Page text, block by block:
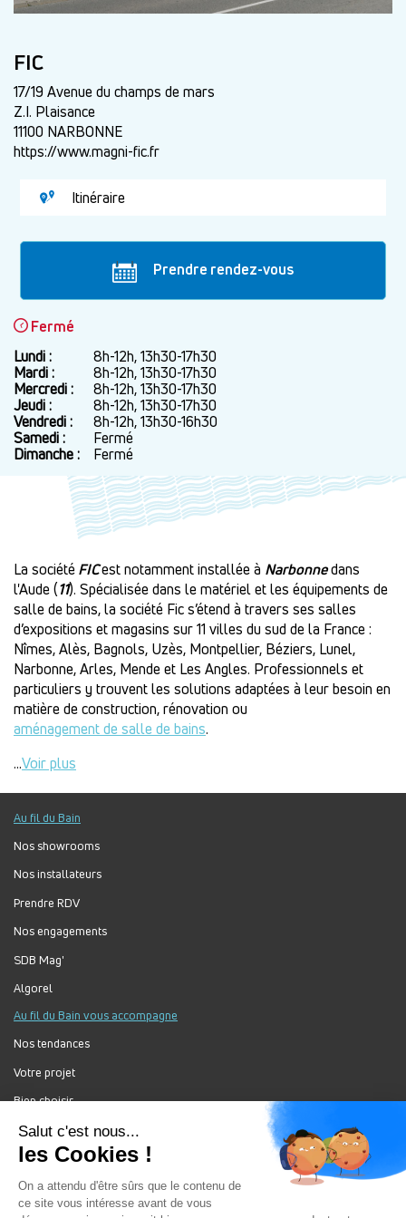
FIC
17/19 Avenue du champs de mars
Z.I. Plaisance
11100 NARBONNE
https://www.magni-fic.fr
Itinéraire
Prendre rendez-vous
Fermé
Jour
Plage
horaire
Lundi :
8h-12h, 13h30-17h30
Mardi :
8h-12h, 13h30-17h30
Mercredi :
8h-12h, 13h30-17h30
Jeudi :
8h-12h, 13h30-17h30
Vendredi :
8h-12h, 13h30-16h30
Samedi :
Fermé
Dimanche :
Fermé
La sociétéFICest notamment installée à Narbonnedans
l'Aude (11). Spécialisée dans le matériel et les équipements de
salle de bains, la société Fic s’étend à travers ses salles
d’expositions et magasins sur 11 villes du sud de la France :
Nîmes, Alès, Bagnols, Uzès, Montpellier, Béziers, Lunel,
Narbonne, Arles, Mende et Les Angles. Professionnels et
particuliers y trouvent les solutions adaptées à leur besoin en
matière de construction, rénovation ou
aménagement de salle de bains.
...Voir plus
Au fil du Bain
Nos showrooms
Nos installateurs
Prendre RDV
Nos engagements
SDB Mag'
Algorel
Au fil du Bain vous accompagne
Nos tendances
Votre projet
Bien choisir
Forum Au Fil du Bain
Nos produits